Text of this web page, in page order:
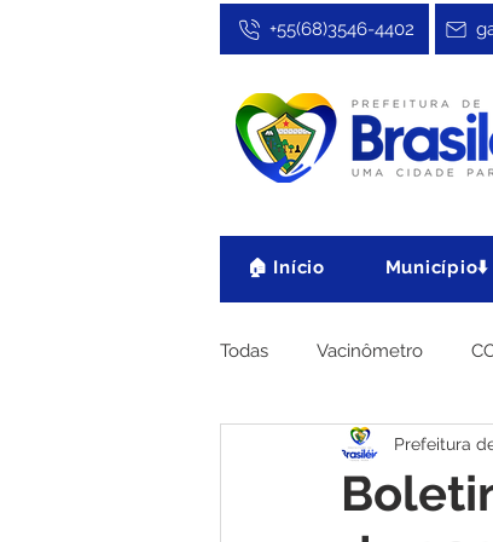
+55(68)3546-4402
🏠 Início Município⬇️
Todas Vacinômetro
Cultura, Festa e Esporte
Prefeitura